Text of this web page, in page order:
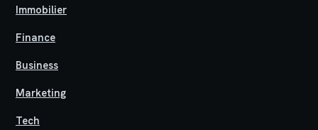
Immobilier
Finance
Business
Marketing
Tech